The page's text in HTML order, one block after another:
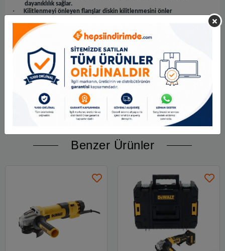
dayanıklılık sağlar.
· Kilitlenmeyi önleyen flanşlar diskin kilitlenmesini önler
En iyi soğutma için mükemmelleştirilmiş hava kanalları.
1 saatlik hızlı şarj ile kesintisiz çalışma imkânı.
Profesyonel Kullanıma uygundur.
· Güç: 20Volt
Akü Kapasitesi: 2Ah. Li-ion
Yüksüz Hızı: 8500dev/dk.
Disk Çapı: 125mm
Mil Çapı: M14
Ağırlık: 1,90 Kg.
Standart Ekipman: 1 Adet 20Volt 2.0Ah. Li-ion Akü, 1 Saatlik Hızlı Şarj
Cihazı, 1 Adet 125mm Taşlama Diski, 1 Adet Taş Sıkıştırma Anahtarı, 1
Adet Yan Tutma Kolu, 1 Adet Disk Koruma Aparatı.
Benzer Ürünler